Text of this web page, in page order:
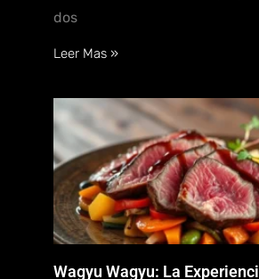
dos
Leer Mas »
Wagyu Wagyu: La